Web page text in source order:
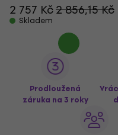
2 757 Kč2 856,15 Kč
Skladem
Prodloužená
záruka na 3 roky